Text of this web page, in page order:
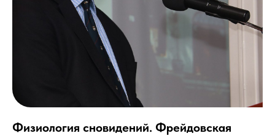
Физиология сновидений. Фрейдовская